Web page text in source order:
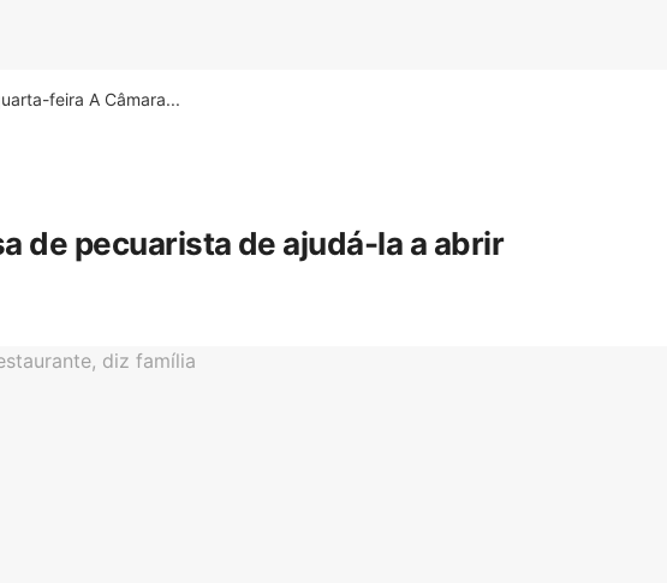
feira A Câmara...
de pecuarista de ajudá-la a abrir